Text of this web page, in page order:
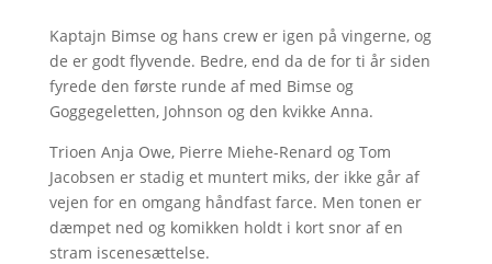
Kaptajn Bimse og hans crew er igen på vingerne, og
de er godt flyvende. Bedre, end da de for ti år siden
fyrede den første runde af med Bimse og
Goggegeletten, Johnson og den kvikke Anna.
Trioen Anja Owe, Pierre Miehe-Renard og Tom
Jacobsen er stadig et muntert miks, der ikke går af
vejen for en omgang håndfast farce. Men tonen er
dæmpet ned og komikken holdt i kort snor af en
stram iscenesættelse.